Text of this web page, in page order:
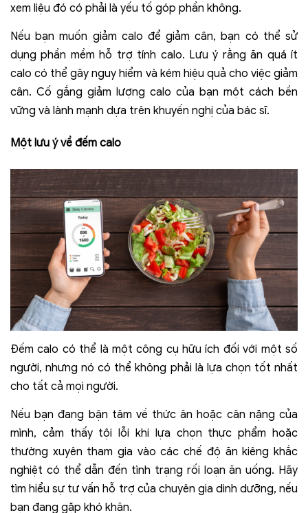
xem liệu đó có phải là yếu tố góp phần không.
Nếu bạn muốn giảm calo để giảm cân, bạn có thể sử
dụng phần mềm hỗ trợ tính calo. Lưu ý rằng ăn quá ít
calo có thể gây nguy hiểm và kém hiệu quả cho việc giảm
cân. Cố gắng giảm lượng calo của bạn một cách bền
vững và lành mạnh dựa trên khuyến nghị của bác sĩ.
Một lưu ý về đếm calo
Đếm calo có thể là một công cụ hữu ích đối với một số
người, nhưng nó có thể không phải là lựa chọn tốt nhất
cho tất cả mọi người.
Nếu bạn đang bận tâm về thức ăn hoặc cân nặng của
mình, cảm thấy tội lỗi khi lựa chọn thực phẩm hoặc
thường xuyên tham gia vào các chế độ ăn kiêng khắc
nghiệt có thể dẫn đến tình trạng rối loạn ăn uống. Hãy
tìm hiểu sự tư vấn hỗ trợ của chuyên gia dinh dưỡng, nếu
bạn đang gặp khó khăn.